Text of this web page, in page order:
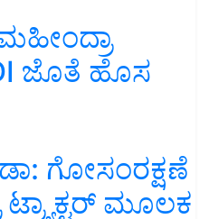
ಜೊತೆ ಹೊಸ
ಗೋಸಂರಕ್ಷಣೆ
ಮೂಲಕ